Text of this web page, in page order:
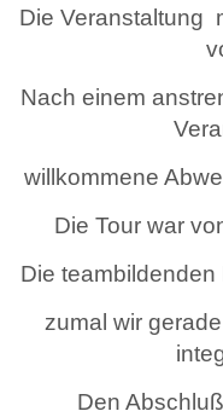
Die Veranstaltung
Nach einem
willkommene
Die Tour war
Die
zumal wir
Den